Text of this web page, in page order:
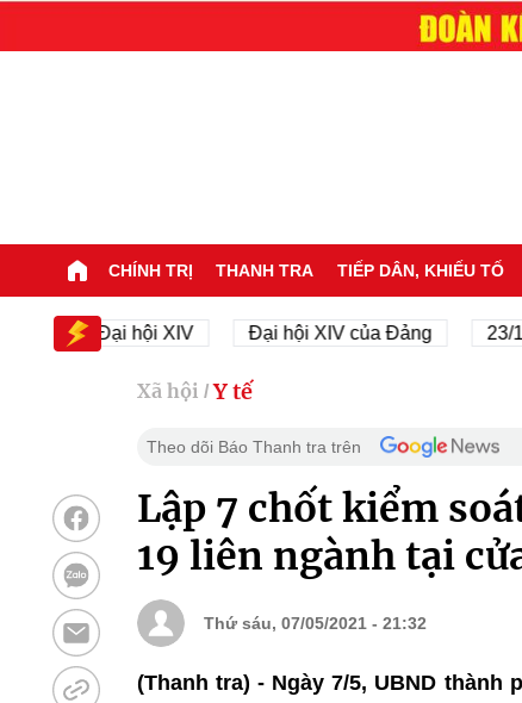
CHÍNH TRỊ THANH TRA TIẾP DÂN, KHIẾU TỐ
Đại hội XIV Đại hội XIV của Đảng 23/11/
Xã hội / Y tế
Theo dõi Báo Thanh tra trên
Lập 7 chốt kiểm
19 liên ngành tại
Thứ sáu, 07/05/2021 - 21:32
(Thanh tra) - Ngày 7/5, UBND thành